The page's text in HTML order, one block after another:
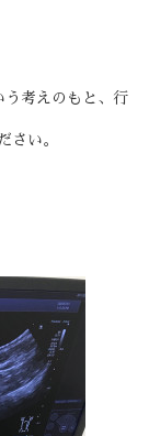
う考えのもと、行
さい。